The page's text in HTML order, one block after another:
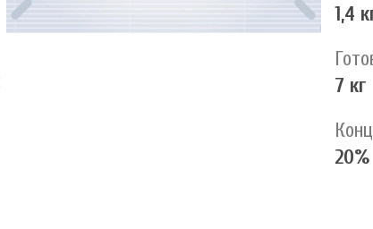
1,4
7 кг
20%